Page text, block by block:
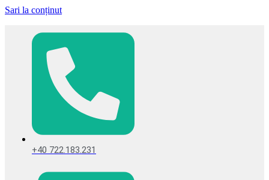
Sari la conținut
+40 722.183.231